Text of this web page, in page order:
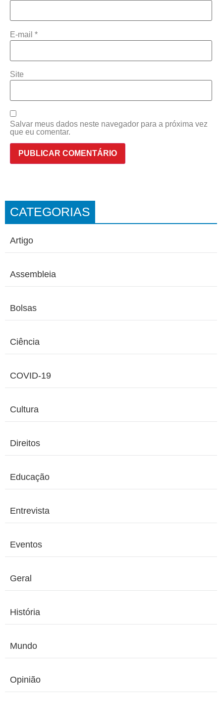
E-mail *
Site
Salvar meus dados neste navegador para a próxima vez
que eu comentar.
CATEGORIAS
Artigo
Assembleia
Bolsas
Ciência
COVID-19
Cultura
Direitos
Educação
Entrevista
Eventos
Geral
História
Mundo
Opinião